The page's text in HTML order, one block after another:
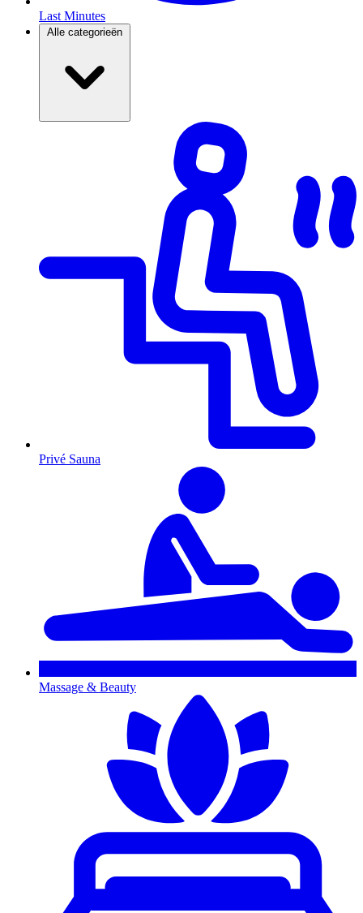
Last Minutes
Alle categorieën
Privé Sauna
Massage & Beauty